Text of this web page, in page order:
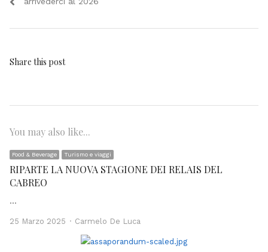
Share this post
You may also like...
Food & Beverage Turismo e viaggi
RIPARTE LA NUOVA STAGIONE DEI RELAIS DEL
CABREO
…
25 Marzo 2025 Author
Carmelo De Luca